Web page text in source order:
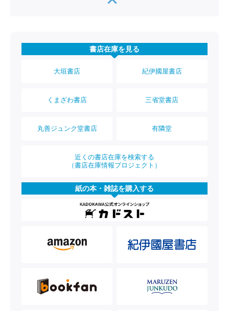
書店在庫を見る
大垣書店 紀伊國屋書店
くまざわ書店 三省堂書店
丸善ジュンク堂書店 有隣堂
近くの書店在庫を検索する
（書店在庫情報プロジェクト）
紙の本・雑誌を購入する